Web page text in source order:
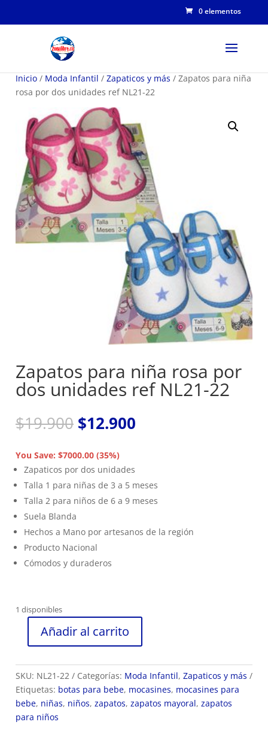
0 elementos
Inicio / Moda Infantil / Zapaticos y más / Zapatos para niña
rosa por dos unidades ref NL21-22
Zapatos para niña rosa por
dos unidades ref NL21-22
$19.900 El
precio
original
era:
$19.900.
$12.900
You Save: $7000.00 (35%)
Zapaticos por dos unidades
Talla 1 para niñas de 3 a 5 meses
Talla 2 para niños de 6 a 9 meses
Suela Blanda
Hechos a Mano por artesanos de la región
Producto Nacional
Cómodos y duraderos
1 disponibles
Zapatos
niña
rosa
por
dos
unidades
Añadir al carrito
SKU: NL21-22 Categorías: Moda Infantil, Zapaticos y más
Etiquetas: botas para bebe, mocasines, mocasines para
bebe, niñas, niños, zapatos, zapatos mayoral, zapatos
para niños